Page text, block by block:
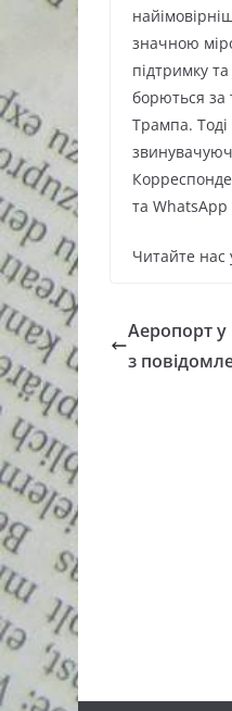
значною
підтримку
борються за
Трампа. Тоді
та WhatsApp
Читайте нас
Аеропорт
з